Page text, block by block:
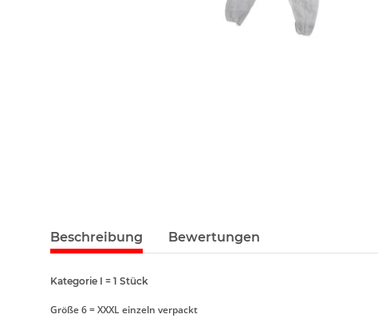
Beschreibung Bewertungen
Kategorie I = 1 Stück
Größe 6 = XXXL einzeln verpackt